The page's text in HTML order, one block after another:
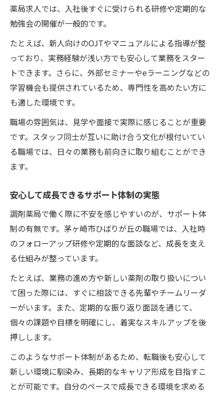
薬局求人では、入社後すぐに受けられる研修や定期的な
勉強会の開催が一般的です。
たとえば、新人向けのOJTやマニュアルによる指導が整
っており、実務経験が浅い方でも安心して業務をスター
トできます。さらに、外部セミナーやeラーニングなどの
学習機会も提供されているため、専門性を高めたい方に
も適した環境です。
職場の雰囲気は、見学や面接で実際に感じることが重要
です。スタッフ同士が互いに助け合う文化が根付いてい
る職場では、日々の業務も前向きに取り組むことができ
ます。
安心して成長できるサポート体制の実態
調剤薬局で働く際に不安を感じやすいのが、サポート体
制の有無です。茅ヶ崎市ひばりが丘の職場では、入社時
のフォローアップ研修や定期的な面談など、成長を支え
る仕組みが整っています。
たとえば、業務の進め方や新しい薬剤の取り扱いについ
て困った際には、すぐに相談できる先輩やチームリーダ
ーがいます。また、定期的な振り返り面談を通じて、
個々の課題や目標を明確にし、着実なスキルアップを後
押しします。
このようなサポート体制があるため、転職後も安心して
新しい環境に馴染み、長期的なキャリア形成を目指すこ
とが可能です。自分のペースで成長できる環境を求める